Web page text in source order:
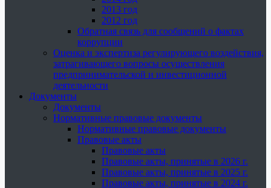
2013 год
2012 год
Обратная связь для сообщений о фактах
коррупции
Оценка и экспертиза регулирующего воздействия,
затрагивающего вопросы осуществления
предпринимательской и инвестиционной
деятельности
Документы
Документы
Нормативные правовые документы
Нормативные правовые документы
Правовые акты
Правовые акты
Правовые акты, принятые в 2026 г.
Правовые акты, принятые в 2025 г.
Правовые акты, принятые в 2024 г.